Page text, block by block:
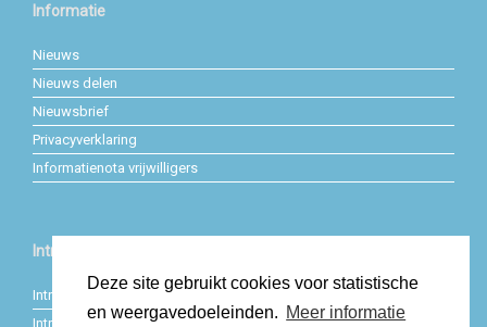
Deze site gebruikt cookies voor statistische
en weergavedoeleinden. Meer informatie
Informatie
Nieuws
Nieuws delen
Nieuwsbrief
Privacyverklaring
Informatienota vrijwilligers
Intranet
Intranet personeel
Intranet beleid